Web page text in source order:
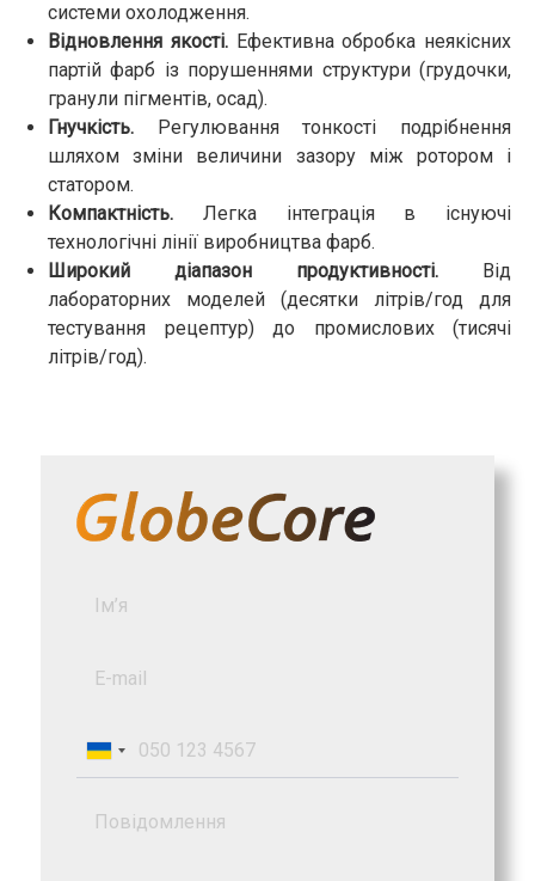
системи охолодження.
Відновлення якості.Ефективна обробка неякісних
партій фарб із порушеннями структури (грудочки,
гранули пігментів, осад).
Гнучкість. Регулювання тонкості подрібнення
шляхом зміни величини зазору між ротором і
статором.
Компактність. Легка інтеграція в існуючі
технологічні лінії виробництва фарб.
Широкий діапазон продуктивності. Від
лабораторних моделей (десятки літрів/год для
тестування рецептур) до промислових (тисячі
літрів/год).